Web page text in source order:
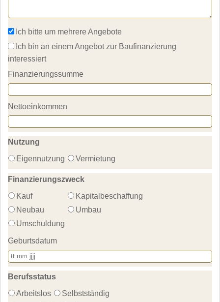
Ich bitte um mehrere Angebote
Ich bin an einem Angebot zur Baufinanzierung
interessiert
Finanzierungssumme
Nettoeinkommen
Nutzung
Eigennutzung
Vermietung
Finanzierungszweck
Kauf
Neubau
Umschuldung
Kapitalbeschaffung
Umbau
Geburtsdatum
Berufsstatus
Arbeitslos
Selbstständig